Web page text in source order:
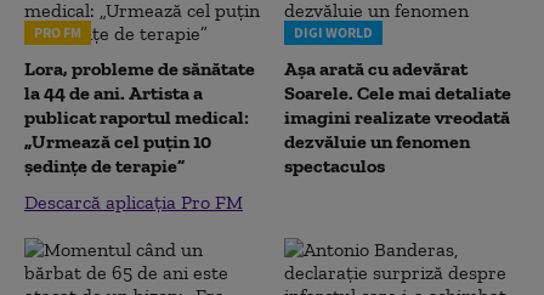
PRO FM
Lora, probleme de sănătate
la 44 de ani. Artista a
publicat raportul medical:
„Urmează cel puțin 10
ședințe de terapie”
Descarcă aplicația Pro FM
DIGI WORLD
Așa arată cu adevărat
Soarele. Cele mai detaliate
imagini realizate vreodată
dezvăluie un fenomen
spectaculos